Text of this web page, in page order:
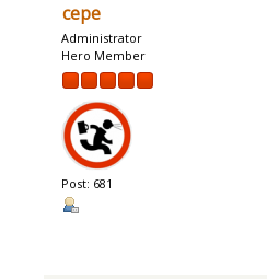
cepe
Administrator
Hero Member
Post: 681